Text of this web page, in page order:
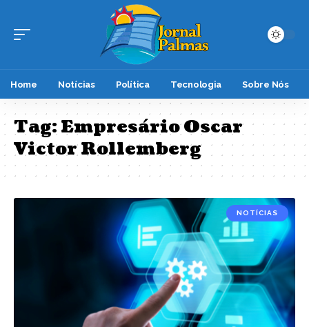
Home Notícias Política Tecnologia Sobre Nós
Tag:Empresário Oscar
Victor Rollemberg
NOTÍCIAS